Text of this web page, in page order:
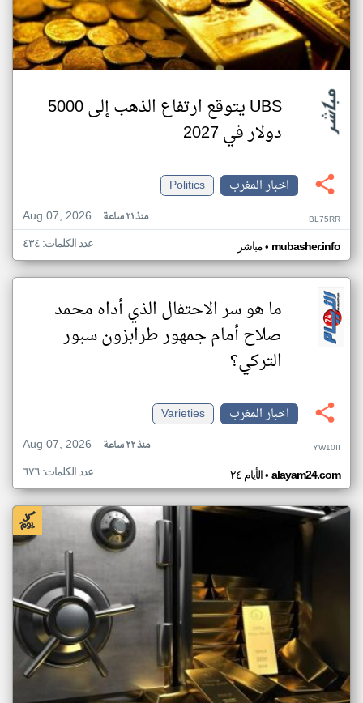
UBS يتوقع ارتفاع الذهب إلى 5000
دولار في 2027
اخبار المغرب
Politics
Aug 07, 2026
منذ ٢١ ساعة BL75RR
مباشر• mubasher.info عدد الكلمات: ٤٣٤
ما هو سر الاحتفال الذي أداه محمد
صلاح أمام جمهور طرابزون سبور
التركي؟
اخبار المغرب
Varieties
Aug 07, 2026
منذ ٢٢ ساعة YW10II
الأيام ٢٤• alayam24.com عدد الكلمات: ٦٧٦